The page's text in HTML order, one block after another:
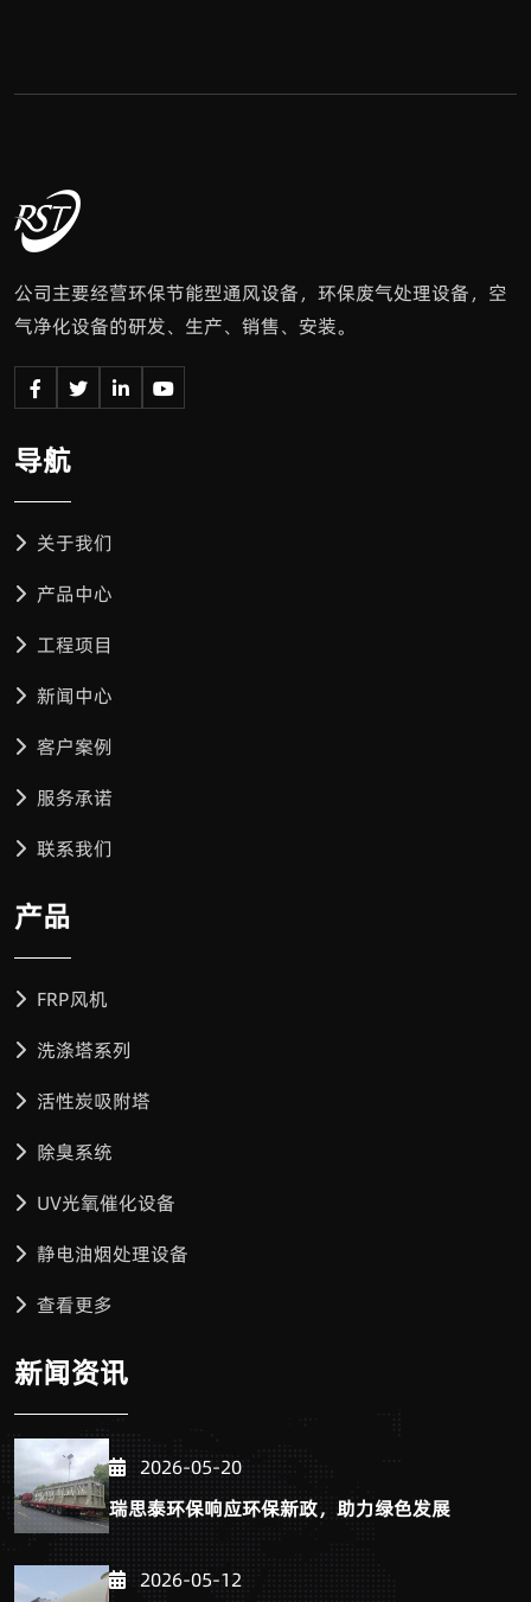
公司主要经营环保节能型通风设备，环保废气处理设备，空
气净化设备的研发、生产、销售、安装。
导航
关于我们
产品中心
工程项目
新闻中心
客户案例
服务承诺
联系我们
产品
FRP风机
洗涤塔系列
活性炭吸附塔
除臭系统
UV光氧催化设备
静电油烟处理设备
查看更多
新闻资讯
2026-05-20
瑞思泰环保响应环保新政，助力绿色发展
2026-05-12